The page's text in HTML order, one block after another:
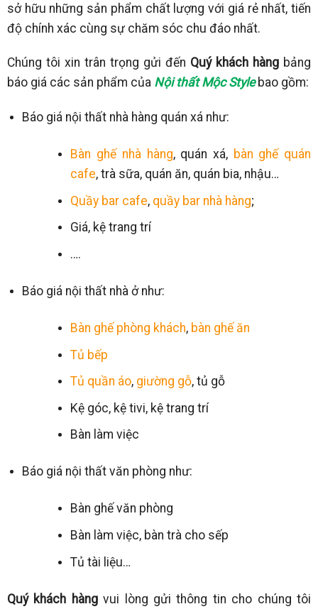
sở hữu những sản phẩm chất lượng với giá rẻ nhất, tiến
độ chính xác cùng sự chăm sóc chu đáo nhất.
Chúng tôi xin trân trọng gửi đến Quý khách hàng bảng
báo giá các sản phẩm của Nội thất Mộc Style bao gồm:
Báo giá nội thất nhà hàng quán xá như:
Bàn ghế nhà hàng, quán xá, bàn ghế quán
cafe, trà sữa, quán ăn, quán bia, nhậu…
Quầy bar cafe, quầy bar nhà hàng;
Giá, kệ trang trí
….
Báo giá nội thất nhà ở như:
Bàn ghế phòng khách, bàn ghế ăn
Tủ bếp
Tủ quần áo, giường gỗ, tủ gỗ
Kệ góc, kệ tivi, kệ trang trí
Bàn làm việc
Báo giá nội thất văn phòng như:
Bàn ghế văn phòng
Bàn làm việc, bàn trà cho sếp
Tủ tài liệu…
Quý khách hàngvui lòng gửi thông tin cho chúng tôi